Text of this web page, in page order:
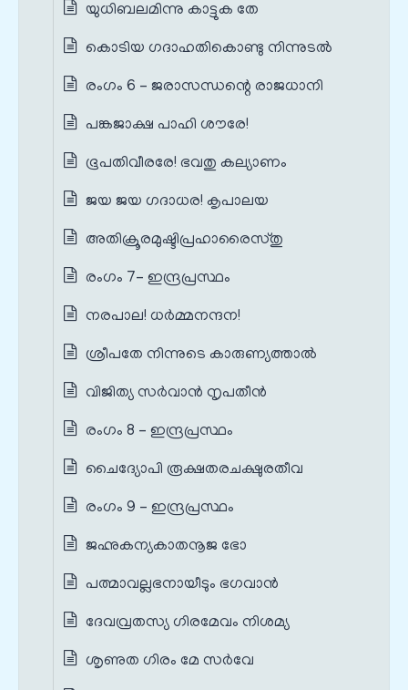
യുധിബലമിന്നു കാട്ടുക തേ
കൊടിയ ഗദാഹതികൊണ്ടു നിന്നുടൽ
രംഗം 6 – ജരാസന്ധന്റെ രാജധാനി
പങ്കജാക്ഷ പാഹി ശൗരേ!
ഭൂപതിവീരരേ! ഭവതു കല്യാണം
ജയ ജയ ഗദാധര! കൃപാലയ
അതിക്രൂരമുഷ്ടിപ്രഹാരൈസ്തു
രംഗം 7– ഇന്ദ്രപ്രസ്ഥം
നരപാല! ധർമ്മനന്ദന!
ശ്രീപതേ നിന്നുടെ കാരുണ്യത്താൽ
വിജിത്യ സർവാൻ നൃപതീൻ
രംഗം 8 – ഇന്ദ്രപ്രസ്ഥം
ചൈദ്യോപി രൂക്ഷതരചക്ഷുരതീവ
രംഗം 9 – ഇന്ദ്രപ്രസ്ഥം
ജഹ്നുകന്യകാതനൂജ ഭോ
പത്മാവല്ലഭനായീടും ഭഗവാൻ
ദേവവ്രതസ്യ ഗിരമേവം നിശമ്യ
ശൃണുത ഗിരം മേ സർവേ